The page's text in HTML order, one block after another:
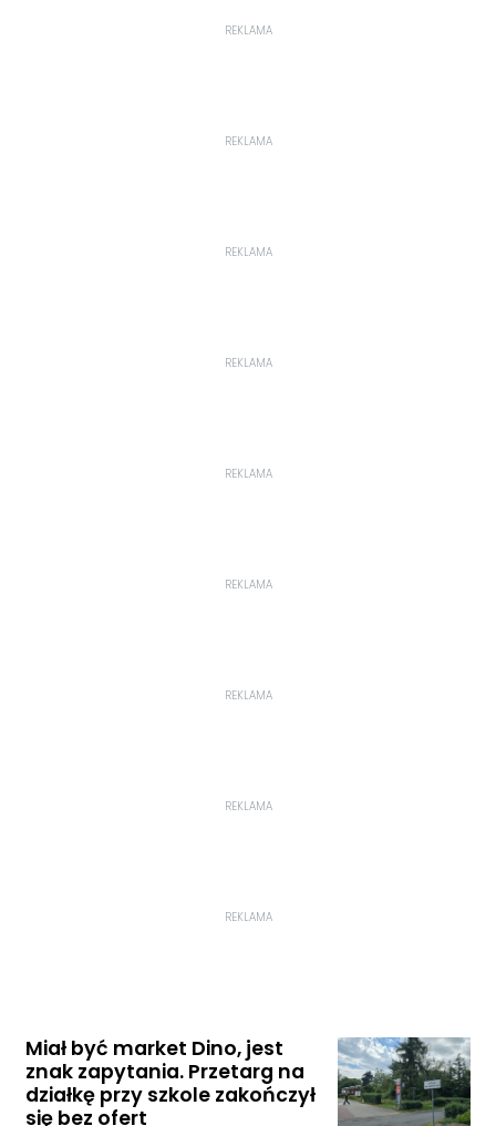
REKLAMA
REKLAMA
REKLAMA
REKLAMA
REKLAMA
REKLAMA
REKLAMA
REKLAMA
REKLAMA
Miał być market Dino, jest
znak zapytania. Przetarg na
działkę przy szkole zakończył
się bez ofert